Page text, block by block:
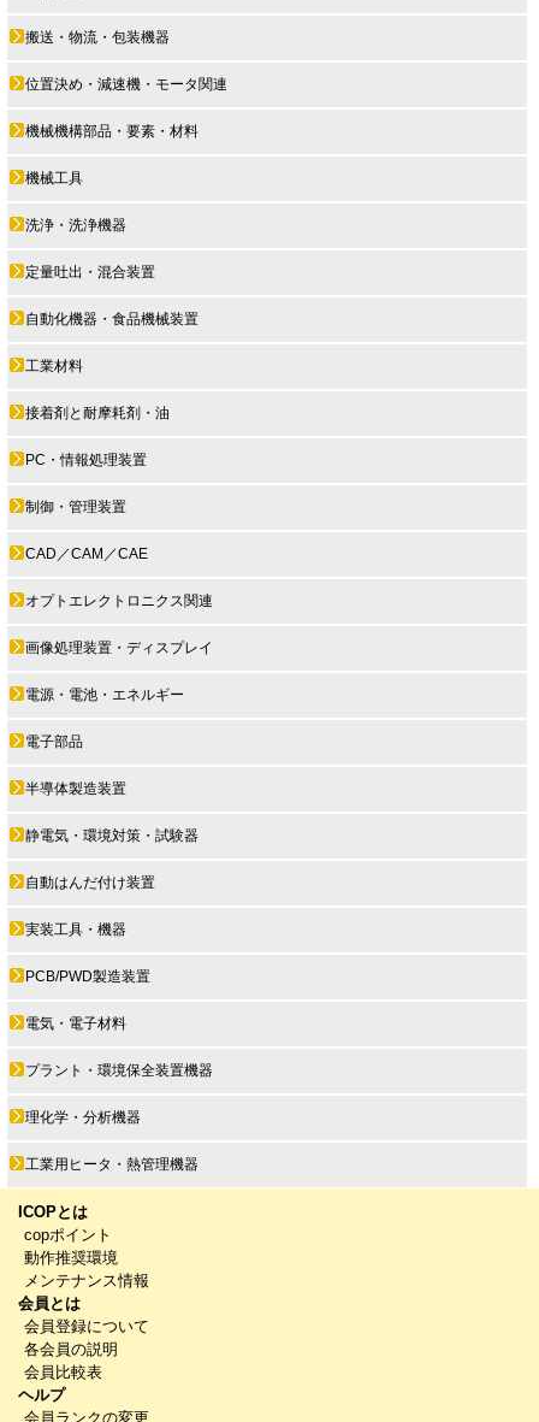
搬送・物流・包装機器
位置決め・減速機・モータ関連
機械機構部品・要素・材料
機械工具
洗浄・洗浄機器
定量吐出・混合装置
自動化機器・食品機械装置
工業材料
接着剤と耐摩耗剤・油
PC・情報処理装置
制御・管理装置
CAD／CAM／CAE
オプトエレクトロニクス関連
画像処理装置・ディスプレイ
電源・電池・エネルギー
電子部品
半導体製造装置
静電気・環境対策・試験器
自動はんだ付け装置
実装工具・機器
PCB/PWD製造装置
電気・電子材料
プラント・環境保全装置機器
理化学・分析機器
工業用ヒータ・熱管理機器
ICOPとは
copポイント
動作推奨環境
メンテナンス情報
会員とは
会員登録について
各会員の説明
会員比較表
ヘルプ
会員ランクの変更